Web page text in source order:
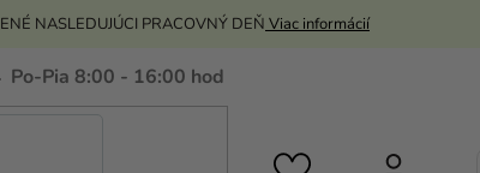
NASLEDUJÚCI PRACOVNÝ DEŇ Viac informácií